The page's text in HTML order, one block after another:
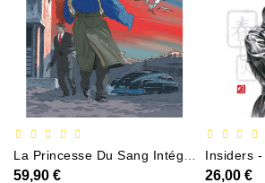
Entreprise
Économie
Et
Droit
Fantasy
Et
Science-
59,90 € 26,00 €